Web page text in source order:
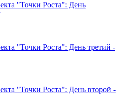
"Точки Роста": День
"Точки Роста": День третий -
"Точки Роста": День второй -